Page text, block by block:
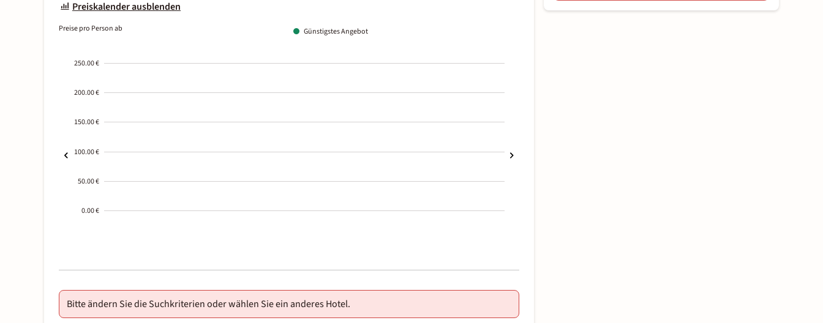
Preiskalender ausblenden
Preise pro Person ab Günstigstes Angebot
250.00 €
200.00 €
150.00 €
100.00 €
50.00 €
0.00 €
01-02
Bitte ändern Sie die Suchkriterien oder wählen Sie ein anderes Hotel.